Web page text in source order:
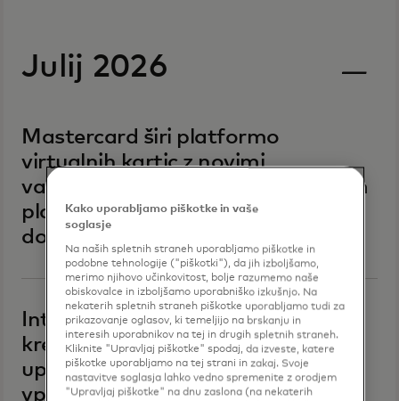
Julij 2026
Mastercard širi platformo
virtualnih kartic z novimi
varnostnimi kontrolami, vgrajenim
plačilnim omrežjem in enotnim
dostopom do API-ja
Intuit predstavlja poslovno
kreditno kartico, ki združuje
upravljanje stroškov, nagrade in
vpoglede v QuickBooks.
Kako uporabljamo piškotke in vaše
soglasje
Na naših spletnih straneh uporabljamo piškotke in
podobne tehnologije ("piškotki"), da jih izboljšamo,
merimo njihovo učinkovitost, bolje razumemo naše
obiskovalce in izboljšamo uporabniško izkušnjo. Na
nekaterih spletnih straneh piškotke uporabljamo tudi za
prikazovanje oglasov, ki temeljijo na brskanju in
interesih uporabnikov na tej in drugih spletnih straneh.
Kliknite "Upravljaj piškotke" spodaj, da izveste, katere
piškotke uporabljamo na tej strani in zakaj. Svoje
nastavitve soglasja lahko vedno spremenite z orodjem
"Upravljaj piškotke" na dnu zaslona (na nekaterih